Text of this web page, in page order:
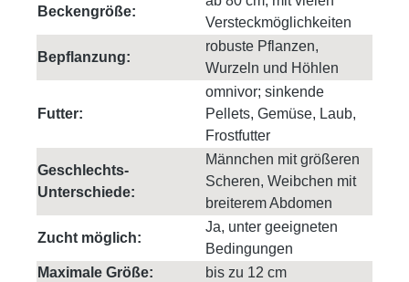
Beckengröße:
Versteckmöglichkeiten
Bepflanzung:
robuste Pflanzen,
Wurzeln und Höhlen
Futter:
omnivor; sinkende
Pellets, Gemüse, Laub,
Frostfutter
Geschlechts-
Unterschiede:
Männchen mit größeren
Scheren, Weibchen mit
breiterem Abdomen
Zucht möglich:
Ja, unter geeigneten
Bedingungen
Maximale Größe:
bis zu 12 cm